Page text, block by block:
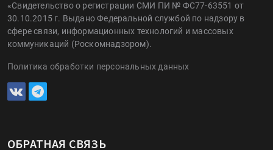
«Свидетельство о регистрации СМИ ПИ № ФС77-63551 от
30.10.2015 г. Выдано Федеральной службой по надзору в
сфере связи, информационных технологий и массовых
коммуникаций (Роскомнадзором).
Политика обработки персональных данных
ОБРАТНАЯ СВЯЗЬ